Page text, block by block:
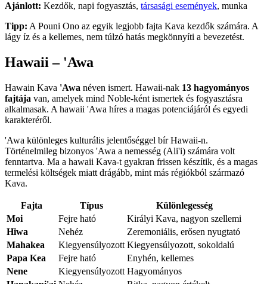
Ajánlott: Kezdők, napi fogyasztás, társasági események, munka
Tipp: A Pouni Ono az egyik legjobb fajta Kava kezdők számára. A
lágy íz és a kellemes, nem túlzó hatás megkönnyíti a bevezetést.
Hawaii – 'Awa
Hawain Kava 'Awa néven ismert. Hawaii-nak 13 hagyományos
fajtája van, amelyek mind Noble-ként ismertek és fogyasztásra
alkalmasak. A hawaii 'Awa híres a magas potenciájáról és egyedi
karakteréről.
'Awa különleges kulturális jelentőséggel bír Hawaii-n.
Történelmileg bizonyos 'Awa a nemesség (Ali'i) számára volt
fenntartva. Ma a hawaii Kava-t gyakran frissen készítik, és a magas
termelési költségek miatt drágább, mint más régiókból származó
Kava.
Fajta Típus
Különlegesség
Moi
Fejre ható
Királyi Kava, nagyon szellemi
Hiwa
Nehéz
Zeremoniális, erősen nyugtató
Mahakea
Kiegyensúlyozott Kiegyensúlyozott, sokoldalú
Papa Kea
Fejre ható
Enyhén, kellemes
Nene
Kiegyensúlyozott Hagyományos